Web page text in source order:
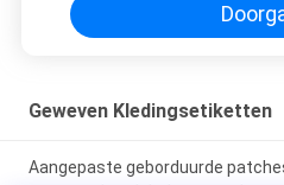
Geweven Kledingsetiketten
Aangepaste geborduurde